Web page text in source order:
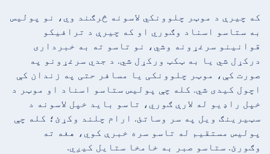
که چیرې د موټر چلوونکي لاسونه څرګند وي، نو پولیس
به ستاسو اسناد وګوري او که چیرې د ترافیکو
قوانینو سرغړونه وشي، نو تاسو ته به خبرداری
درکړل شي یا به ټکټ ورکړل شي. د جدي سرغړونو په
صورت کې، موټر چلوونکی یا مسافر حتی په زندان کې
اچول کیدی شي. کله چې پولیس ستاسو اسناد او موټر د
خپل راډیو له لارې ګوري، تاسو باید خپل لاسونه د
سټیرینګ ویل په سر وساتئ. ارام چلند وکړئ؛ کله چې
پولیس مستقیم له تاسو سره خبرې کوي، هغه ته
وګورئ. ستاسو صبر به خامخا ستایل کیږي.